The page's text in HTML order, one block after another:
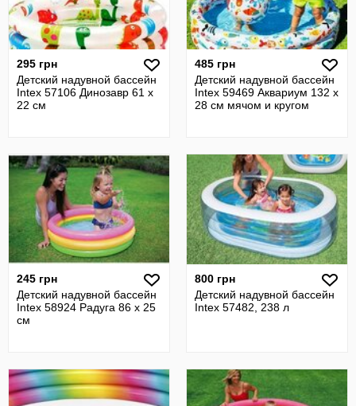
295 грн
Детский надувной бассейн
Intex 57106 Динозавр 61 х
22 см
485 грн
Детский надувной бассейн
Intex 59469 Аквариум 132 х
28 см мячом и кругом
245 грн
Детский надувной бассейн
Intex 58924 Радуга 86 х 25
см
800 грн
Детский надувной бассейн
Intex 57482, 238 л